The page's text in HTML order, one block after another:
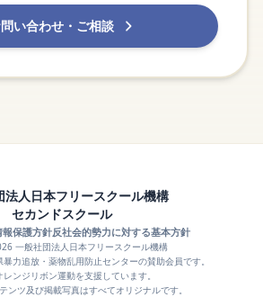
い合わせ・ご相談
法人日本フリースクール機構
セカンドスクール
報保護方針反社会的勢力に対する基本方針
一般社団法人日本フリースクール機構
力追放・薬物乱用防止センターの賛助会員です。
ンジリボン運動を支援しています。
ンツ及び掲載写真はすべてオリジナルです。